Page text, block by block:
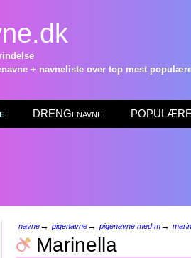
+ navneliste over top mest
DRENGenavne POPULÆRE
navne→ pigenavne→ pigenavne med m→
Marinella